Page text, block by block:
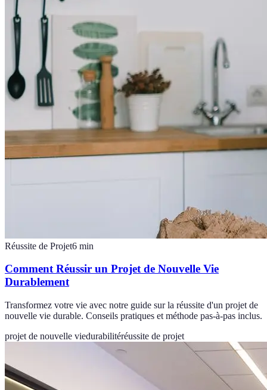
Réussite de Projet6 min
Comment Réussir un Projet de Nouvelle Vie
Durablement
Transformez votre vie avec notre guide sur la réussite d'un projet de
nouvelle vie durable. Conseils pratiques et méthode pas-à-pas inclus.
projet de nouvelle viedurabilitéréussite de projet